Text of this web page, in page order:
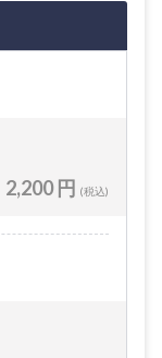
2,200 円 (税込)